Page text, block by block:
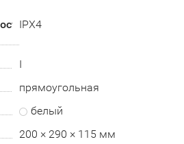
IPX4
I
прямоугольная
белый
200 × 290 × 115 мм